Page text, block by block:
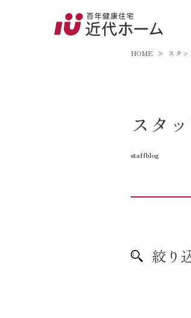
家づくりへの想い
オーガニックハウス
HOME スタ
スタ
staffblog
絞り